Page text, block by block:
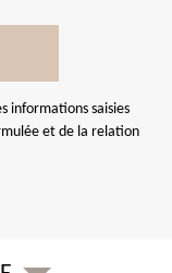
informations saisies
et de la relation